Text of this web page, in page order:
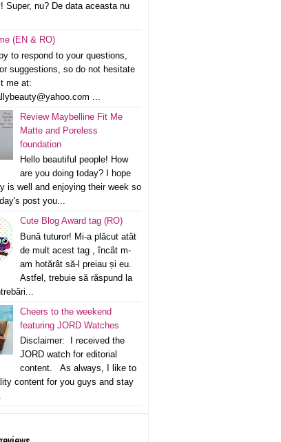
Super, nu? De data aceasta nu
(EN & RO)
to respond to your questions,
suggestions, so do not hesitate
me at:
...
Review Maybelline Fit Me
Matte and Poreless
foundation
Hello beautiful people! How
are you doing today? I hope
is well and enjoying their week so
post you...
Cute Blog Award tag (RO)
Bună tuturor! Mi-a plăcut atât
de mult acest tag , încât m-
am hotărât să-l preiau și eu.
Astfel, trebuie să răspund la
Cheers to the weekend
featuring JORD Watches
Disclaimer: I received the
JORD watch for editorial
content. As always, I like to
content for you guys and stay